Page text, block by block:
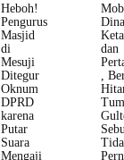
Heboh!
Pengurus
Masjid
di
Mesuji
Ditegur
Oknum
DPRD
karena
Putar
Suara
Mengaji
dan
,